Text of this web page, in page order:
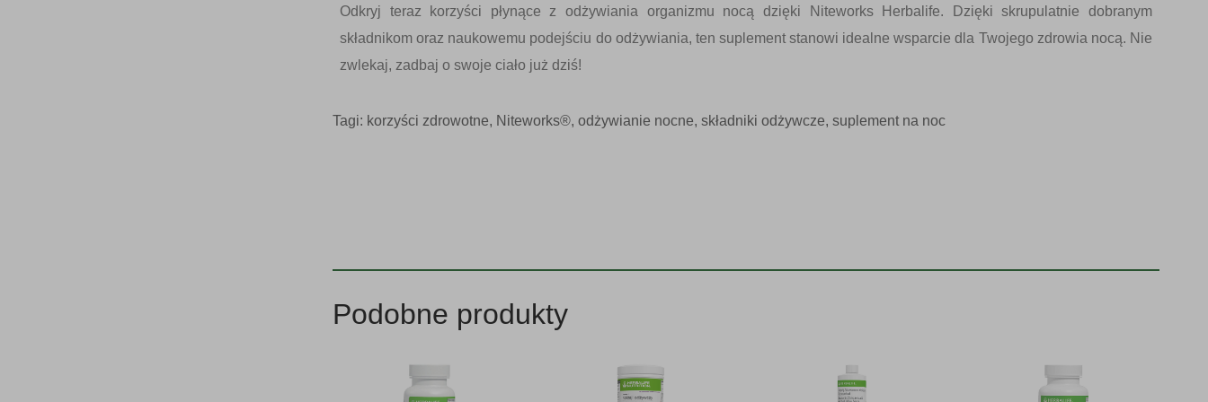
Odkryj teraz korzyści płynące z odżywiania organizmu nocą dzięki Niteworks Herbalife. Dzięki skrupulatnie dobranym
składnikom oraz naukowemu podejściu do odżywiania, ten suplement stanowi idealne wsparcie dla Twojego zdrowia nocą. Nie
zwlekaj, zadbaj o swoje ciało już dziś!
Tagi: korzyści zdrowotne, Niteworks®, odżywianie nocne, składniki odżywcze, suplement na noc
Podobne produkty